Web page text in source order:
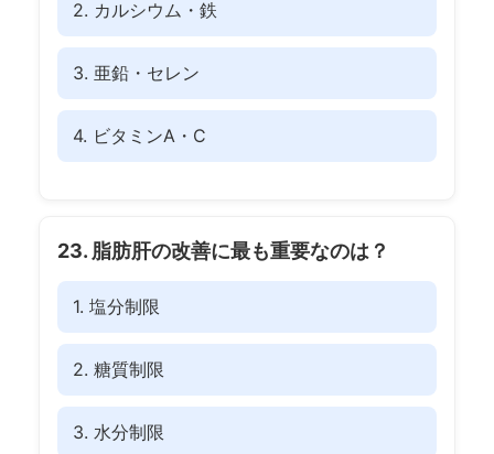
2. カルシウム・鉄
3. 亜鉛・セレン
4. ビタミンA・C
23. 脂肪肝の改善に最も重要なのは？
1. 塩分制限
2. 糖質制限
3. 水分制限